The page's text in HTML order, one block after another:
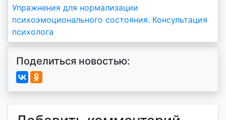
Навигация
по
записям
Упражнения для нормализации
психоэмоционального состояния. Консультация
психолога
Поделиться новостью: